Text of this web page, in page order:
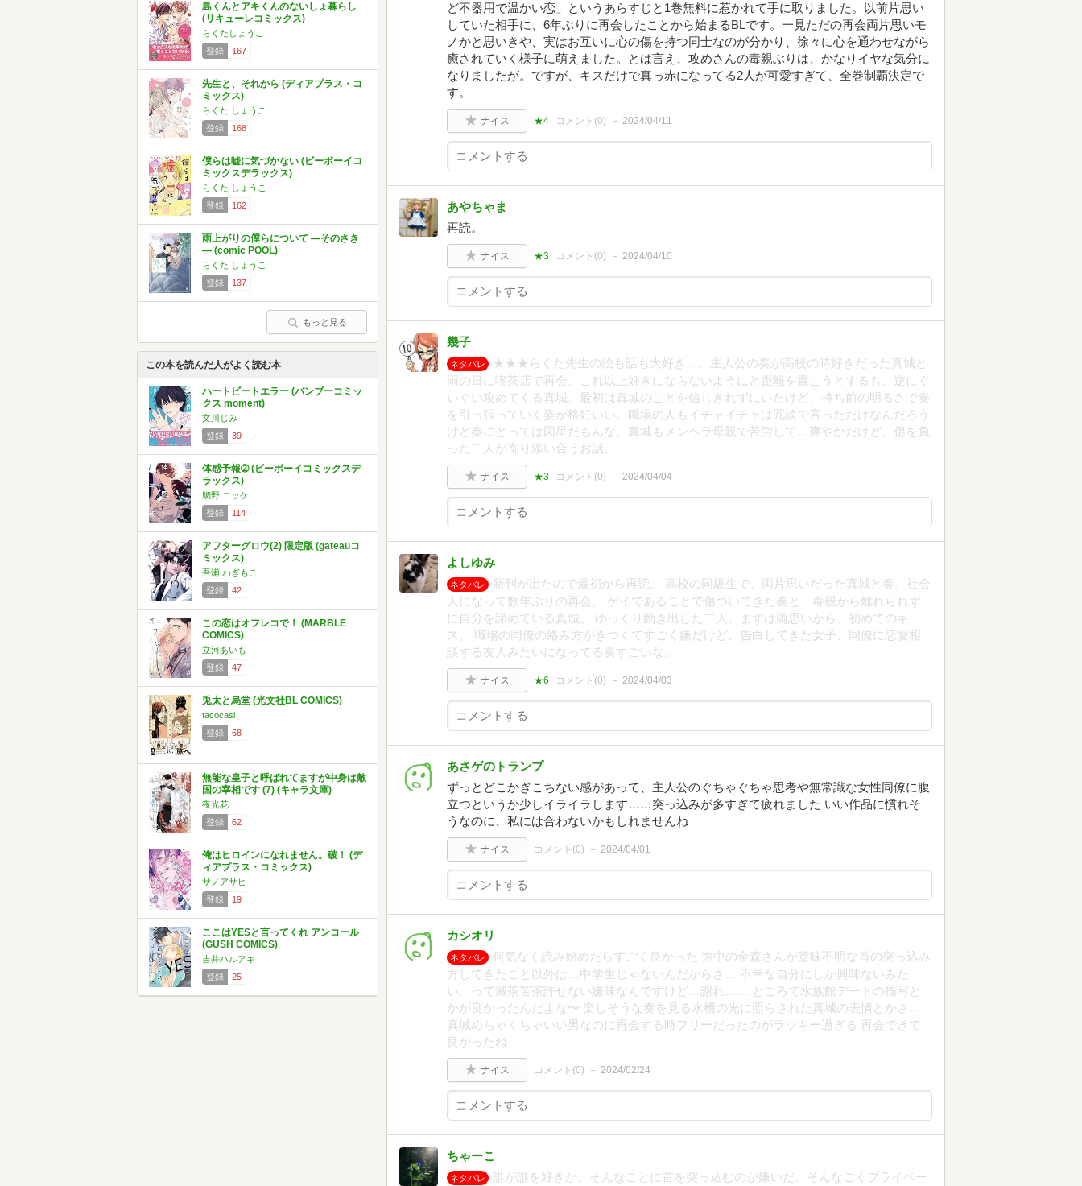
島くんとアキくんのないしょ暮らし
(リキューレコミックス)
らくたしょうこ
登録
167
先生と、それから (ディアプラス・コ
ミックス)
らくた しょうこ
登録
168
僕らは嘘に気づかない (ビーボーイコ
ミックスデラックス)
らくた しょうこ
登録
162
雨上がりの僕らについて ―そのさき
― (comic POOL)
らくた しょうこ
登録
137
もっと見る
この本を読んだ人がよく読む本
ハートビートエラー (バンブーコミッ
クス moment)
文川じみ
登録
39
体感予報➁ (ビーボーイコミックスデ
ラックス)
鯛野 ニッケ
登録
114
アフターグロウ(2) 限定版 (gateauコ
ミックス)
吾瀬 わぎもこ
登録
42
この恋はオフレコで！ (MARBLE
COMICS)
立河あいも
登録
47
兎太と烏堂 (光文社BL COMICS)
tacocasi
登録
68
無能な皇子と呼ばれてますが中身は敵
国の宰相です (7) (キャラ文庫)
夜光花
登録
62
俺はヒロインになれません。破！ (デ
ィアプラス・コミックス)
サノアサヒ
登録
19
ここはYESと言ってくれ アンコール
(GUSH COMICS)
吉井ハルアキ
登録
25
ど不器用で温かい恋」というあらすじと1巻無料に惹かれて手に取りました。以前片思い
していた相手に、6年ぶりに再会したことから始まるBLです。一見ただの再会両片思いモ
ノかと思いきや、実はお互いに心の傷を持つ同士なのが分かり、徐々に心を通わせながら
癒されていく様子に萌えました。とは言え、攻めさんの毒親ぶりは、かなりイヤな気分に
なりましたが。ですが、キスだけで真っ赤になってる2人が可愛すぎて、全巻制覇決定で
す。
ナイス ★4 コメント(0) 2024/04/11
あやちゃま
再読。
ナイス ★3 コメント(0) 2024/04/10
幾子
ネタバレ
★★★らくた先生の絵も話も大好き…。主人公の奏が高校の時好きだった真城と
雨の日に喫茶店で再会。これ以上好きにならないようにと距離を置こうとするも、逆にぐ
いぐい攻めてくる真城。最初は真城のことを信じきれずにいたけど、持ち前の明るさで奏
を引っ張っていく姿が格好いい。職場の人もイチャイチャは冗談で言っただけなんだろう
けど奏にとっては図星だもんな。真城もメンヘラ母親で苦労して…爽やかだけど、傷を負
った二人が寄り添い合うお話。
ナイス ★3 コメント(0) 2024/04/04
よしゆみ
ネタバレ
新刊が出たので最初から再読。 高校の同級生で、両片思いだった真城と奏。社会
人になって数年ぶりの再会。 ゲイであることで傷ついてきた奏と、毒親から離れられず
に自分を諦めている真城。 ゆっくり動き出した二人。まずは両思いから、初めてのキ
ス。 職場の同僚の絡み方がきつくてすごく嫌だけど、告白してきた女子、同僚に恋愛相
談する友人みたいになってる奏すごいな。
ナイス ★6 コメント(0) 2024/04/03
あさゲのトランプ
ずっとどこかぎこちない感があって、主人公のぐちゃぐちゃ思考や無常識な女性同僚に腹
立つというか少しイライラします……突っ込みが多すぎて疲れました いい作品に慣れそ
うなのに、私には合わないかもしれませんね
ナイス コメント(0) 2024/04/01
カシオリ
ネタバレ
何気なく読み始めたらすごく良かった 途中の金森さんが意味不明な首の突っ込み
方してきたこと以外は…中学生じゃないんだからさ… 不幸な自分にしか興味ないみた
い…って滅茶苦茶許せない嫌味なんですけど…謝れ…… ところで水族館デートの描写と
かが良かったんだよな〜 楽しそうな奏を見る水槽の光に照らされた真城の表情とかさ…
真城めちゃくちゃいい男なのに再会する時フリーだったのがラッキー過ぎる 再会できて
良かったね
ナイス コメント(0) 2024/02/24
ちゃーこ
ネタバレ 誰が誰を好きか。そんなことに首を突っ込むのが嫌いだ。そんなごくプライベー